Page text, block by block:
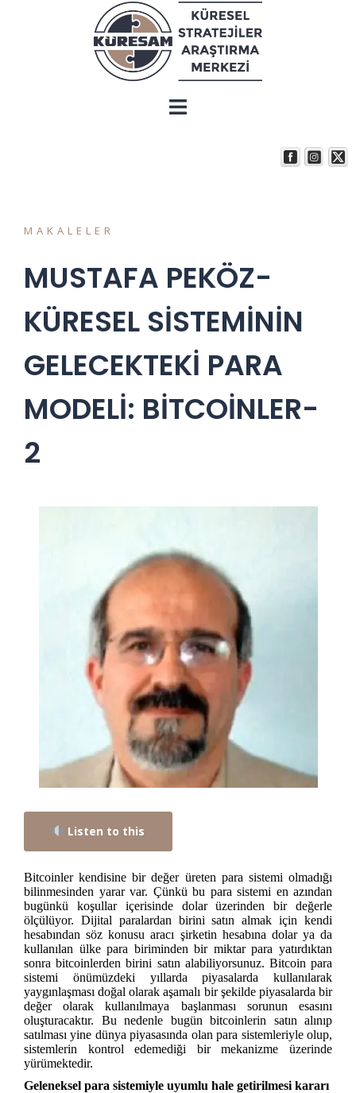
MAKALELER
MUSTAFA PEKÖZ-
KÜRESEL SİSTEMİNİN
GELECEKTEKİ PARA
MODELİ: BİTCOİNLER-
2
Listen to this
Bitcoinler kendisine bir değer üreten para sistemi olmadığı
bilinmesinden yarar var. Çünkü bu para sistemi en azından
bugünkü koşullar içerisinde dolar üzerinden bir değerle
ölçülüyor. Dijital paralardan birini satın almak için kendi
hesabından söz konusu aracı şirketin hesabına dolar ya da
kullanılan ülke para biriminden bir miktar para yatırdıktan
sonra bitcoinlerden birini satın alabiliyorsunuz. Bitcoin para
sistemi önümüzdeki yıllarda piyasalarda kullanılarak
yaygınlaşması doğal olarak aşamalı bir şekilde piyasalarda bir
değer olarak kullanılmaya başlanması sorunun esasını
oluşturacaktır. Bu nedenle bugün bitcoinlerin satın alınıp
satılması yine dünya piyasasında olan para sistemleriyle olup,
sistemlerin kontrol edemediği bir mekanizme üzerinde
yürümektedir.
Geleneksel para sistemiyle uyumlu hale getirilmesi kararı